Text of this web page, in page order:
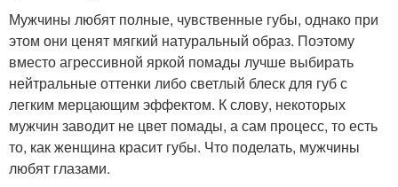
Мужчины любят полные, чувственные губы, однако при
этом они ценят мягкий натуральный образ. Поэтому
вместо агрессивной яркой помады лучше выбирать
нейтральные оттенки либо светлый блеск для губ с
легким мерцающим эффектом. К слову, некоторых
мужчин заводит не цвет помады, а сам процесс, то есть
то, как женщина красит губы. Что поделать, мужчины
любят глазами.